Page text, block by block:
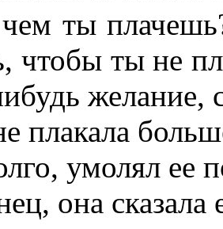
ты
чтобы ты не
плакала
умолял ее
она сказала